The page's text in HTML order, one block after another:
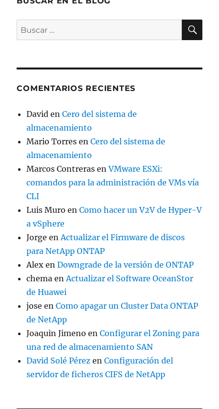
Buscar
por:
COMENTARIOS RECIENTES
David enCero del sistema de
almacenamiento
Mario Torres enCero del sistema de
almacenamiento
Marcos Contreras enVMware ESXi:
comandos para la administración de VMs vía
CLI
Luis Muro enComo hacer un V2V de Hyper-V
a vSphere
Jorge en Actualizar el Firmware de discos
para NetApp ONTAP
Alex enDowngrade de la versión de ONTAP
chema en Actualizar el Software OceanStor
de Huawei
jose enComo apagar un Cluster Data ONTAP
de NetApp
Joaquin Jimeno enConfigurar el Zoning para
una red de almacenamiento SAN
David Solé Pérez enConfiguración del
servidor de ficheros CIFS de NetApp